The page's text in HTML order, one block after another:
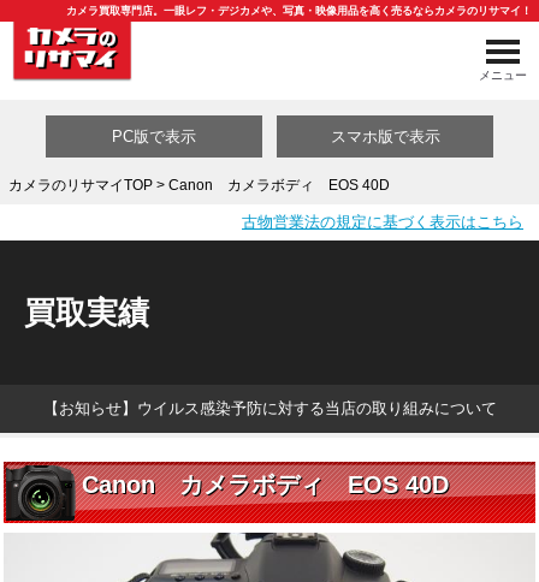
カメラ買取専門店。一眼レフ・デジカメや、写真・映像用品を高く売るならカメラのリサマイ！
メニュー
買取カテゴリ一覧
PC版で表示 スマホ版で表示
カメラのリサマイTOP> Canon カメラボディ EOS 40D
古物営業法の規定に基づく表示はこちら
買取実績
【お知らせ】ウイルス感染予防に対する当店の取り組みについて
Canon カメラボディ EOS 40D